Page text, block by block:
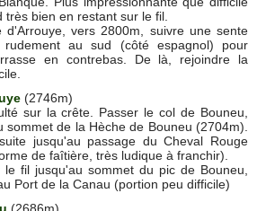
bien en restant sur le fil.
d'Arrouye, vers 2800m, suivre une sente
au sud (côté espagnol) pour
en contrebas. De là, rejoindre la
(2746m)
sur la crête. Passer le col de Bouneu,
sommet de la Hèche de Bouneu (2704m).
jusqu'au passage du Cheval Rouge
de faîtière, très ludique à franchir).
fil jusqu'au sommet du pic de Bouneu,
Port de la Canau (portion peu difficile)
(2686m)